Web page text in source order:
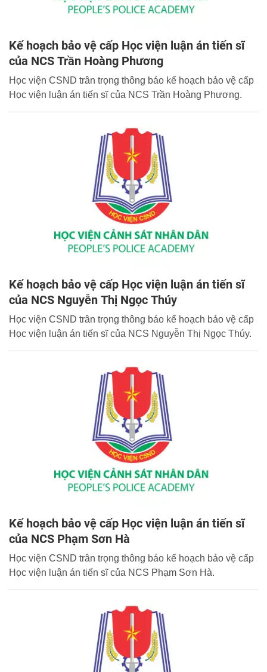
Kế hoạch bảo vệ cấp Học viện luận án tiến sĩ
của NCS Trần Hoàng Phương
Học viện CSND trân trọng thông báo kế hoạch bảo vệ cấp
Học viện luận án tiến sĩ của NCS Trần Hoàng Phương.
Kế hoạch bảo vệ cấp Học viện luận án tiến sĩ
của NCS Nguyễn Thị Ngọc Thúy
Học viện CSND trân trọng thông báo kế hoạch bảo vệ cấp
Học viện luận án tiến sĩ của NCS Nguyễn Thị Ngọc Thúy.
Kế hoạch bảo vệ cấp Học viện luận án tiến sĩ
của NCS Phạm Sơn Hà
Học viện CSND trân trọng thông báo kế hoạch bảo vệ cấp
Học viện luận án tiến sĩ của NCS Phạm Sơn Hà.